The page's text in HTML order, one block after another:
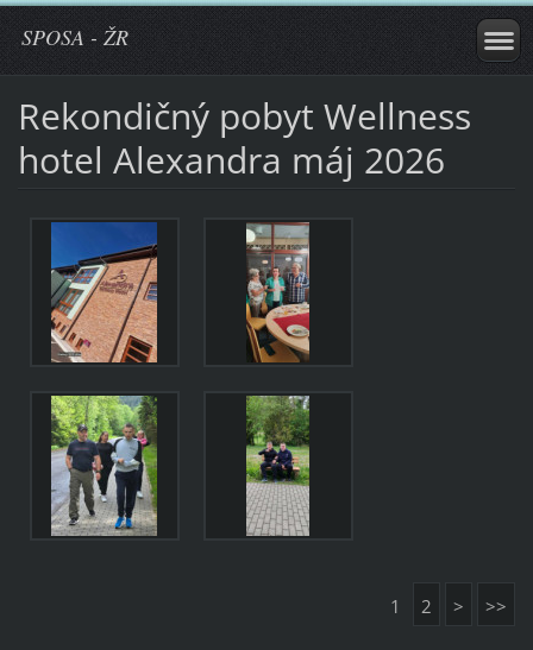
SPOSA - ŽR
Rekondičný pobyt Wellness
hotel Alexandra máj 2026
1 2 > >>